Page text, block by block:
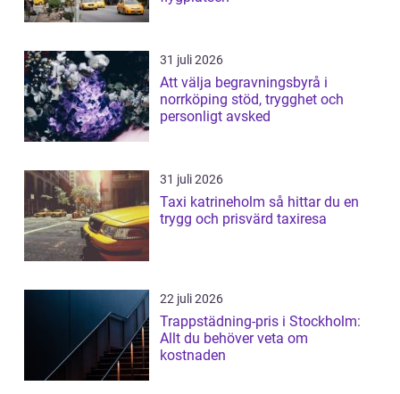
31 juli 2026
Att välja begravningsbyrå i
norrköping stöd, trygghet och
personligt avsked
31 juli 2026
Taxi katrineholm så hittar du en
trygg och prisvärd taxiresa
22 juli 2026
Trappstädning-pris i Stockholm:
Allt du behöver veta om
kostnaden